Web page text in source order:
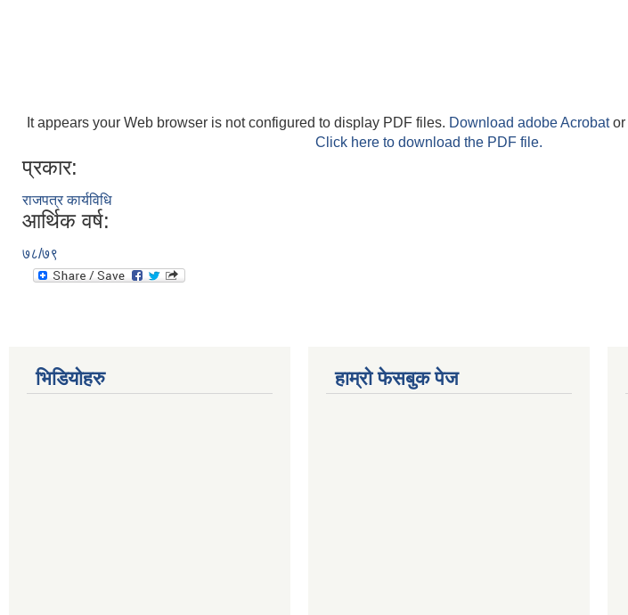
It appears your Web browser is not configured to display PDF files. Download adobe Acrobator
Click here to download the PDF file.
प्रकार:
राजपत्र कार्यविधि
आर्थिक वर्ष:
७८/७९
भिडियोहरु हाम्रो फेसबुक पेज